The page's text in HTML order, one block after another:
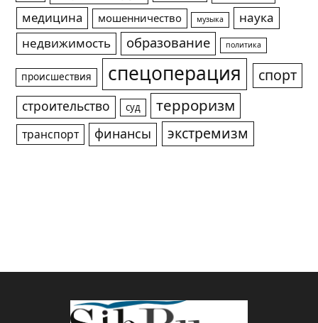
медицина
мошенничество музыка
наука
недвижимость
образование политика
происшествия спецоперация спорт
строительство суд терроризм
транспорт финансы экстремизм